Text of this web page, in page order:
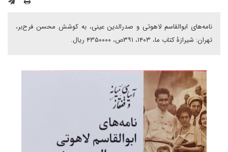
نامه‌های ابوالقاسم لاهوتی و صدرالدین عینی، به کوشش محسن فرح‌بر،
تهران: شیرازۀ کتاب ما، ۱۴۰۳، ۳۹۱ص، ۴۳۵۰۰۰۰ ریال.